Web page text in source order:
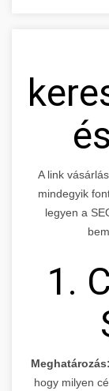
A link
mindegyik
legyen a
1.
Meghatározás:
hogy milyen